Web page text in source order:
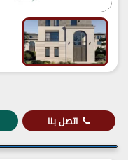
اتصل بنا